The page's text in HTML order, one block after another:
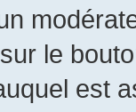
le
est